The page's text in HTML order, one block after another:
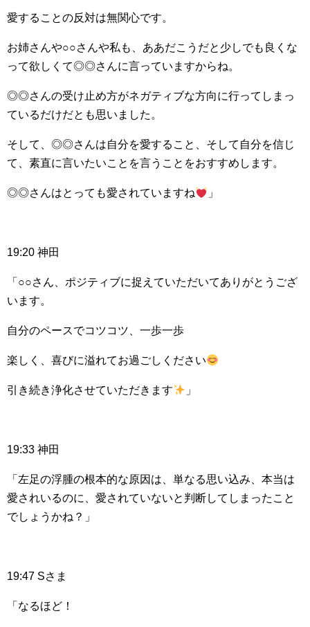
愛することの反対は無関心です。
お姉さんや○○さんや私も、ああだこうだと少しでも良くな
って欲しくて◎◎さんに言っていますからね。
◎◎さんの受け止め方がネガティブな方向に行ってしまっ
ているだけだとも思いました。
そして、◎◎さんは自分を愛すること、そして自分を信じ
て、素直に言いたいことを言うことをおすすめします。
◎◎さんはとっても愛されていますね 」
19:20 神田
「○○さん、ポジティブに捉えていただいてありがとうござ
います。
自分のペースでコツコツ、一歩一歩
楽しく、喜びに溢れてお過ごしください
引き続き浄化させていただきます 」
19:33 神田
「左足の浮腫の根本的な原因は、単なる思い込み、本当は
愛されいるのに、愛されていないと判断してしまったこと
でしょうかね？」
19:47 Sさま
「なるほど！